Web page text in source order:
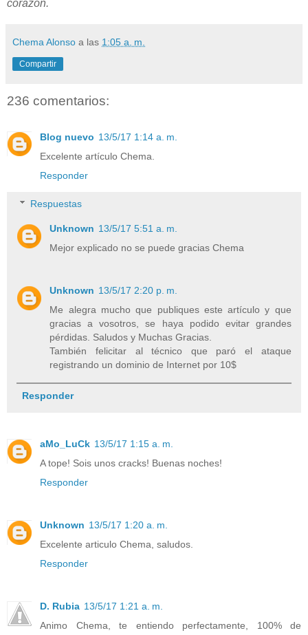
corazón.
Chema Alonso a las 1:05 a. m.
Compartir
236 comentarios:
Blog nuevo 13/5/17 1:14 a. m.
Excelente artículo Chema.
Responder
Respuestas
Unknown 13/5/17 5:51 a. m.
Mejor explicado no se puede gracias Chema
Unknown 13/5/17 2:20 p. m.
Me alegra mucho que publiques este artículo y que​
gracias a vosotros, se haya podido evitar grandes
pérdidas. Saludos y Muchas Gracias.
También felicitar al técnico que paró el ataque
registrando un dominio de Internet por 10$
Responder
aMo_LuCk 13/5/17 1:15 a. m.
A tope! Sois unos cracks! Buenas noches!
Responder
Unknown 13/5/17 1:20 a. m.
Excelente articulo Chema, saludos.
Responder
D. Rubia 13/5/17 1:21 a. m.
Animo Chema, te entiendo perfectamente, 100% de